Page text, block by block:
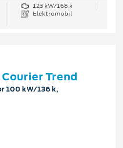
123 kW/168 k
Elektromobil
Trend
100 kW/136 k,